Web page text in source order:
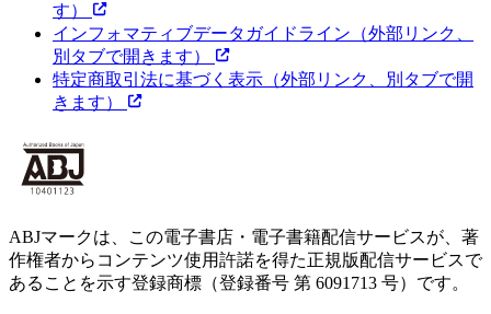
す）
インフォマティブデータガイドライン （外部リンク、
別タブで開きます）
特定商取引法に基づく表示 （外部リンク、別タブで開
きます）
ABJマークは、この電子書店・電子書籍配信サービスが、著
作権者からコンテンツ使用許諾を得た正規版配信サービスで
あることを示す登録商標（登録番号 第 6091713 号）です。